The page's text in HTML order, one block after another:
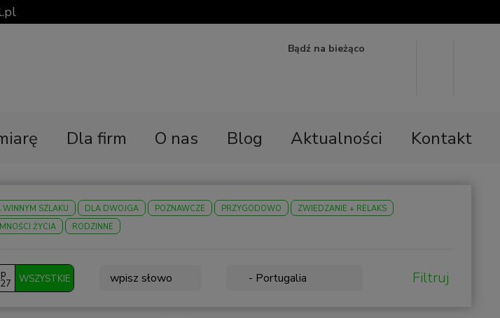
Bądź na bieżąco
Dla firm O nas Blog Aktualności Kontakt
WINNYM SZLAKU DLA DWOJGA POZNAWCZE PRZYGODOWO
ZWIEDZANIE + RELAKS
ŻYCIA RODZINNE
WSZYSTKIE - Portugalia Filtruj